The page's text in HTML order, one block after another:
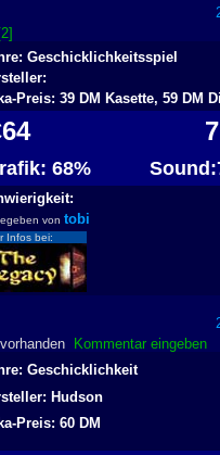
Geschicklichkeitsspiel
Preis: 39 DM Kasette, 59 DM
68%
von tobi
Infos bei:
Kommentar eingeben
Geschicklichkeit
Hudson
Preis: 60 DM